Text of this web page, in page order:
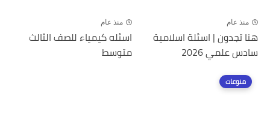
منذ عام
هنا تجدون | اسئلة اسلامية
سادس علمي 2026
منذ عام
اسئله كيمياء للصف الثالث
متوسط
منوعات